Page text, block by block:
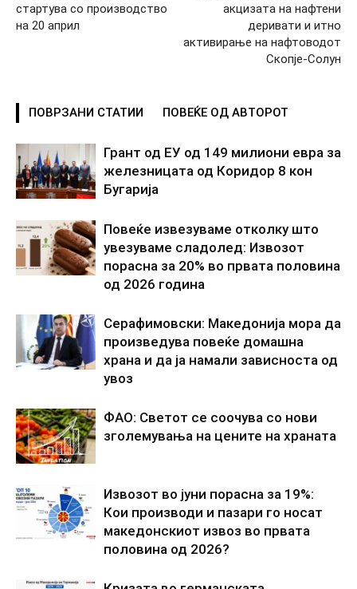
стартува со производство
на 20 април
акцизата на нафтени
деривати и итно
активирање на нафтоводот
Скопје-Солун
ПОВРЗАНИ СТАТИИ ПОВЕЌЕ ОД АВТОРОТ
Грант од ЕУ од 149 милиони евра за
железницата од Коридор 8 кон
Бугарија
Повеќе извезуваме отколку што
увезуваме сладолед: Извозот
порасна за 20% во првата половина
од 2026 година
Серафимовски: Македонија мора да
произведува повеќе домашна
храна и да ја намали зависноста од
увоз
ФАО: Светот се соочува со нови
зголемувања на цените на храната
Извозот во јуни порасна за 19%:
Кои производи и пазари го носат
македонскиот извоз во првата
половина од 2026?